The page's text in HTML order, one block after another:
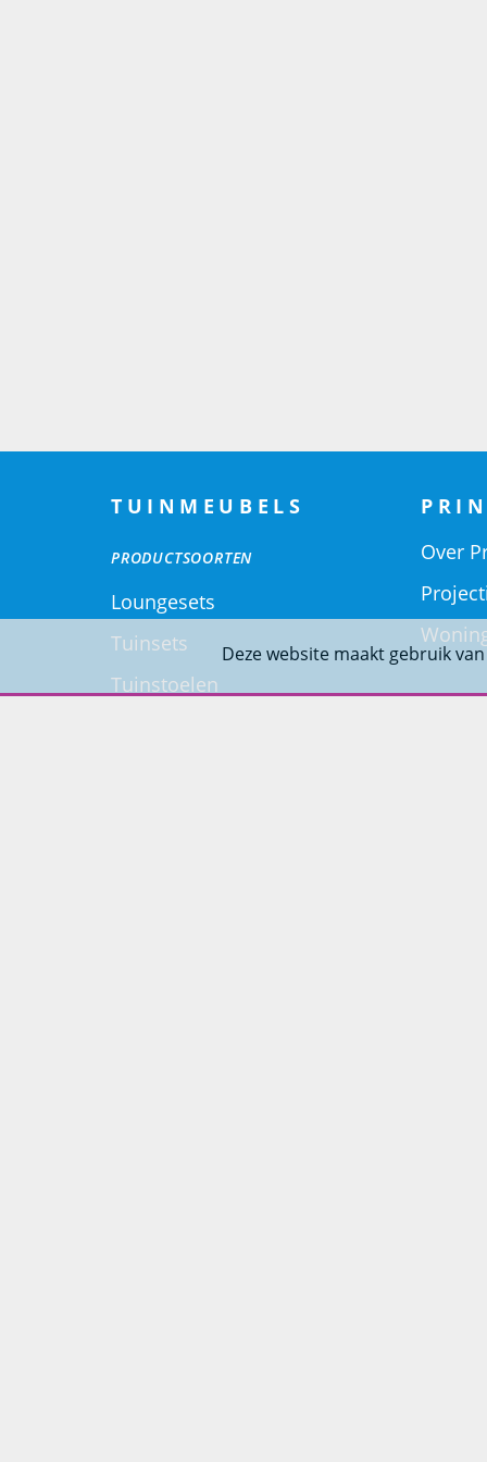
Deze website maakt gebruik
TUINMEUBELS
PRODUCTSOORTEN
Loungesets
Tuinsets
Tuinstoelen
Over